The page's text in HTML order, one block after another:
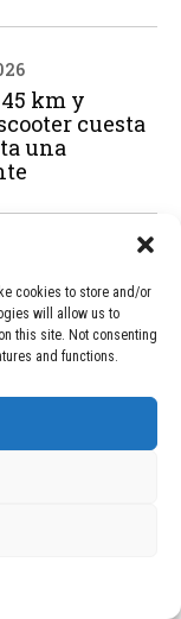
cookies to store and/or
will allow us to
this site. Not consenting
and functions.
km y
cuesta
una
Balizas V16
a Partir de
Residencia
Deja al